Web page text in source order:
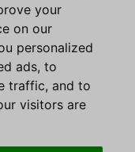
your
on our
personalized
ads, to
traffic, and to
visitors are
t
s
a
p